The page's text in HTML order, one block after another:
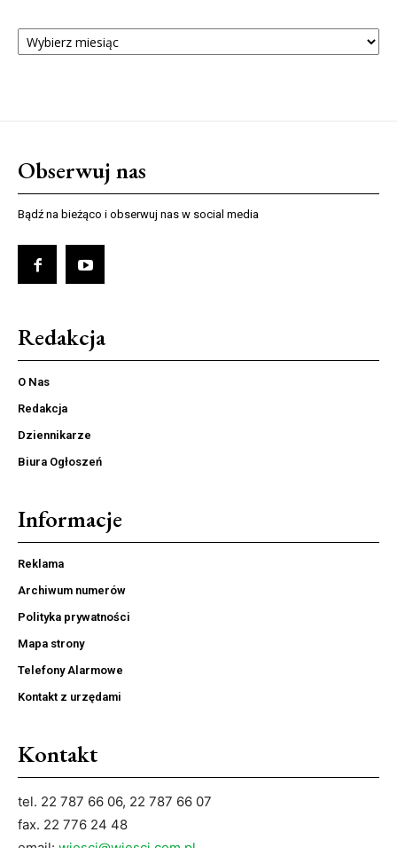
ARCHIWUM
NUMERÓW
Obserwuj nas
Bądź na bieżąco i obserwuj nas w social media
Redakcja
O Nas
Redakcja
Dziennikarze
Biura Ogłoszeń
Informacje
Reklama
Archiwum numerów
Polityka prywatności
Mapa strony
Telefony Alarmowe
Kontakt z urzędami
Kontakt
tel. 22 787 66 06, 22 787 66 07
fax. 22 776 24 48